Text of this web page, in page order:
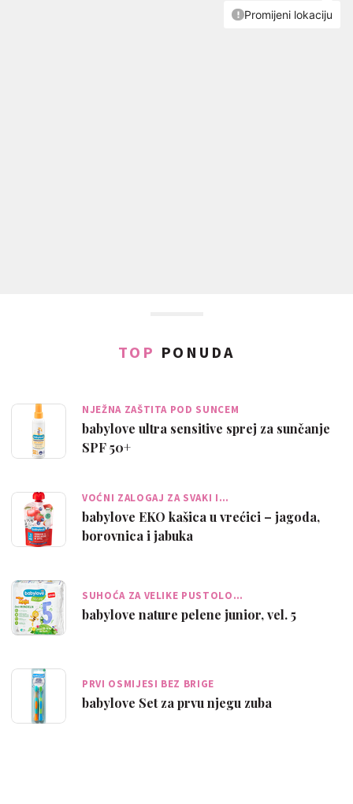
TOP PONUDA
NJEŽNA ZAŠTITA POD SUNCEM
babylove ultra sensitive sprej za sunčanje
SPF 50+
VOĆNI ZALOGAJ ZA SVAKI I…
babylove EKO kašica u vrećici – jagoda,
borovnica i jabuka
SUHOĆA ZA VELIKE PUSTOLO…
babylove nature pelene junior, vel. 5
PRVI OSMIJESI BEZ BRIGE
babylove Set za prvu njegu zuba